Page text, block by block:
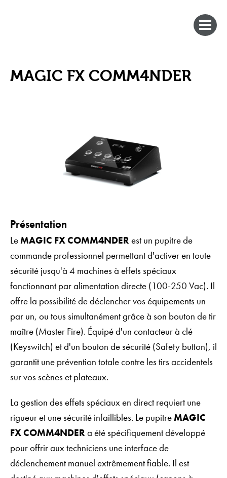
MAGIC FX COMM4NDER
Présentation
LeMAGIC FX COMM4NDER est un pupitre de
commande professionnel permettant d'activer en toute
sécurité jusqu'à 4 machines à effets spéciaux
fonctionnant par alimentation directe (100-250 Vac). Il
offre la possibilité de déclencher vos équipements un
par un, ou tous simultanément grâce à son bouton de tir
maître (Master Fire). Équipé d'un contacteur à clé
(Keyswitch) et d'un bouton de sécurité (Safety button), il
garantit une prévention totale contre les tirs accidentels
sur vos scènes et plateaux.
La gestion des effets spéciaux en direct requiert une
rigueur et une sécurité infaillibles. Le pupitreMAGIC
FX COMM4NDER a été spécifiquement développé
pour offrir aux techniciens une interface de
déclenchement manuel extrêmement fiable. Il est